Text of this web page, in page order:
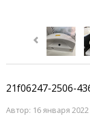
21f06247-2506-
Автор: 16 января